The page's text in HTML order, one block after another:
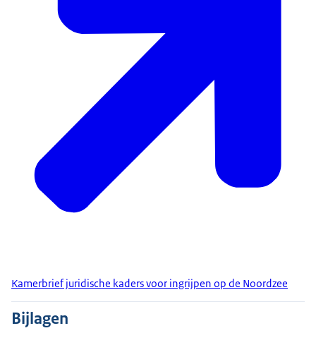
Kamerbrief juridische kaders voor ingrijpen op de Noordzee
Bijlagen